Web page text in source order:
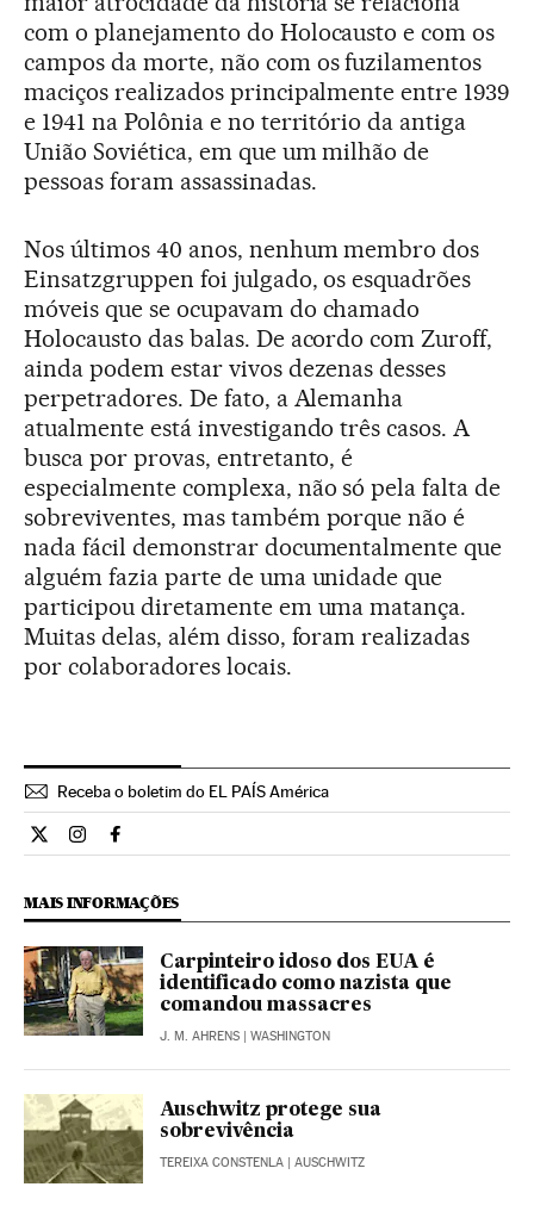
com o planejamento do Holocausto e com os
campos da morte, não com os fuzilamentos
maciços realizados principalmente entre 1939
e 1941 na Polônia e no território da antiga
União Soviética, em que um milhão de
pessoas foram assassinadas.
Nos últimos 40 anos, nenhum membro dos
Einsatzgruppen foi julgado, os esquadrões
móveis que se ocupavam do chamado
Holocausto das balas. De acordo com Zuroff,
ainda podem estar vivos dezenas desses
perpetradores. De fato, a Alemanha
atualmente está investigando três casos. A
busca por provas, entretanto, é
especialmente complexa, não só pela falta de
sobreviventes, mas também porque não é
nada fácil demonstrar documentalmente que
alguém fazia parte de uma unidade que
participou diretamente em uma matança.
Muitas delas, além disso, foram realizadas
por colaboradores locais.
Receba o boletim do EL PAÍS América
Internacional El País Brasil en Twitter
Internacional El País Brasil en Instagram
Internacional El País Brasil en Facebook
MAIS INFORMAÇÕES
Carpinteiro idoso dos EUA é
identificado como nazista que
comandou massacres
J. M. AHRENS | WASHINGTON
Auschwitz protege sua
sobrevivência
TEREIXA CONSTENLA | AUSCHWITZ